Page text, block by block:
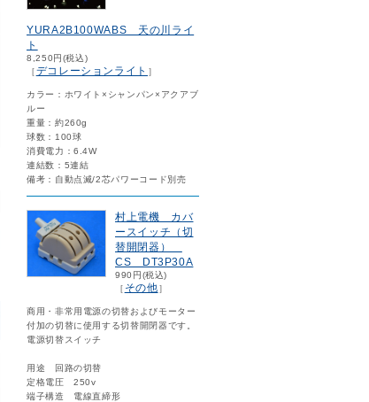
YURA2B100WABS 天の川ライ
ト
8,250円(税込)
［デコレーションライト ］
カラー：ホワイト×シャンパン×アクアブ
ルー
重量：約260g
球数：100球
消費電力：6.4W
連結数：5連結
備考：自動点滅/2芯パワーコード別売
村上電機 カバ
ースイッチ（切
替開閉器）
CS DT3P30A
990円(税込)
［ その他］
商用・非常用電源の切替およびモーター
付加の切替に使用する切替開閉器です。
電源切替スイッチ
用途 回路の切替
定格電圧 250v
端子構造 電線直締形